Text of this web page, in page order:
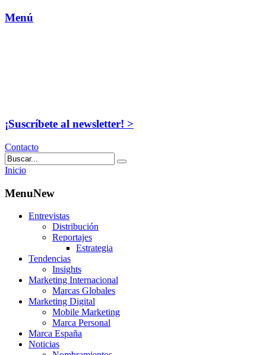
Menú
¡Suscríbete al newsletter! >
Contacto
Inicio
MenuNew
Entrevistas
Distribución
Reportajes
Estrategia
Tendencias
Insights
Marketing Internacional
Marcas Globales
Marketing Digital
Mobile Marketing
Marca Personal
Marca España
Noticias